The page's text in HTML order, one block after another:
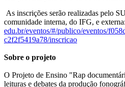
As inscrições serão realizadas pelo
comunidade interna, do IFG, e externa:
edu.br/eventos/#/publico/eventos/
c2f2f5419a78/inscricao
Sobre o projeto
O Projeto de Ensino "Rap
leituras e debates da produção